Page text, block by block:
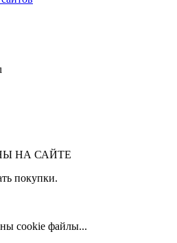
НА САЙТЕ
покупки.
cookie файлы...